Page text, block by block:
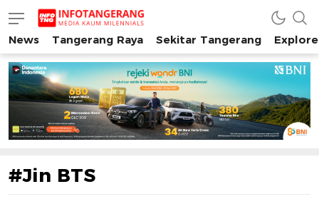
INFO TANGERANG
Media Kaum Millenials Tangerang Raya
News Tangerang Raya Sekitar Tangerang
#Jin BTS